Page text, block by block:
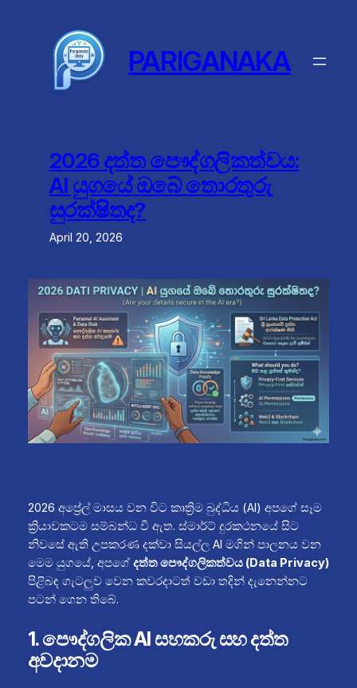
PARIGANAKA
2026 දත්ත පෞද්ගලිකත්වය:
AI යුගයේ ඔබේ තොරතුරු
සුරක්ෂිතද?
April 20, 2026
2026 අප්‍රේල් මාසය වන විට කෘත්‍රිම බුද්ධිය (AI) අපගේ සෑම
ක්‍රියාවකටම සම්බන්ධ වී ඇත. ස්මාර්ට් දුරකථනයේ සිට
නිවසේ ඇති උපකරණ දක්වා සියල්ල AI මගින් පාලනය වන
මෙම යුගයේ, අපගේ දත්ත පෞද්ගලිකත්වය (Data Privacy)
පිළිබඳ ගැටලුව වෙන කවරදාටත් වඩා තදින් දැනෙන්නට
පටන් ගෙන තිබේ.
1. පෞද්ගලික AI සහකරු සහ දත්ත
අවදානම